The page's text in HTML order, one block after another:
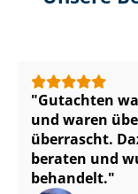
Gutachten
und waren
überrascht.
beraten und
behandelt.